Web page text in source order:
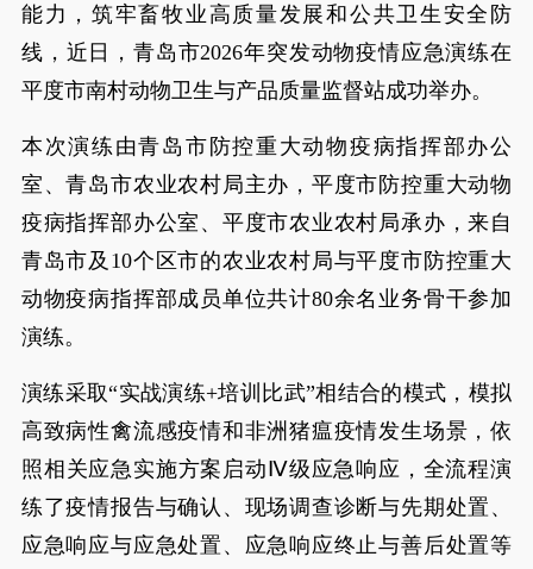
能力，筑牢畜牧业高质量发展和公共卫生安全防
线，近日，青岛市2026年突发动物疫情应急演练在
平度市南村动物卫生与产品质量监督站成功举办。
本次演练由青岛市防控重大动物疫病指挥部办公
室、青岛市农业农村局主办，平度市防控重大动物
疫病指挥部办公室、平度市农业农村局承办，来自
青岛市及10个区市的农业农村局与平度市防控重大
动物疫病指挥部成员单位共计80余名业务骨干参加
演练。
演练采取“实战演练+培训比武”相结合的模式，模拟
高致病性禽流感疫情和非洲猪瘟疫情发生场景，依
照相关应急实施方案启动Ⅳ级应急响应，全流程演
练了疫情报告与确认、现场调查诊断与先期处置、
应急响应与应急处置、应急响应终止与善后处置等